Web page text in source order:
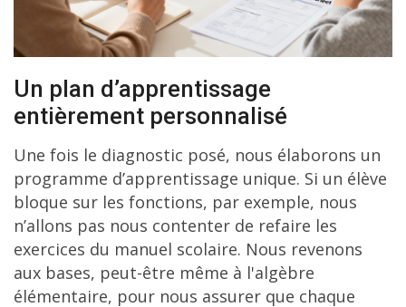
Un plan d’apprentissage
entièrement personnalisé
Une fois le diagnostic posé, nous élaborons un
programme d’apprentissage unique. Si un élève
bloque sur les fonctions, par exemple, nous
n’allons pas nous contenter de refaire les
exercices du manuel scolaire. Nous revenons
aux bases, peut-être même à l'algèbre
élémentaire, pour nous assurer que chaque